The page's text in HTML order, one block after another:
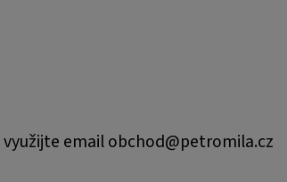
email obchod@petromila.cz